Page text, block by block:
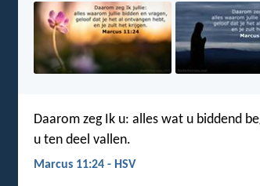
Daarom zeg Ik u: alles wat u biddend
u ten deel vallen.
Marcus 11:24 - HSV